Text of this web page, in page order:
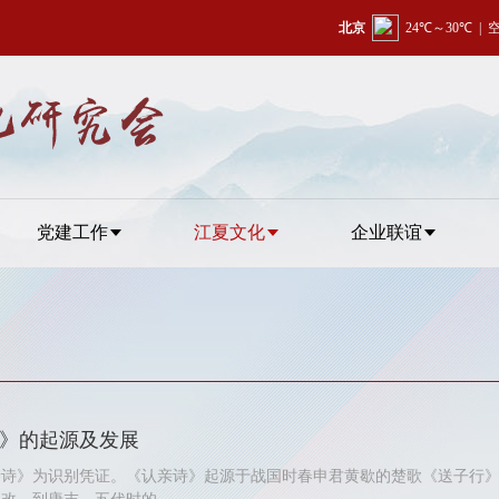
党建工作 江夏文化 企业联谊
的起源及发展
》为识别凭证。《认亲诗》起源于战国时春申君黄歇的楚歌《送子行